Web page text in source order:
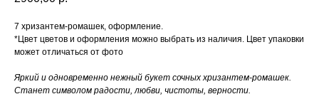
7 хризантем-ромашек, оформление.
*Цвет цветов и оформления можно выбрать из наличия. Цвет упаковки
может отличаться от фото
Яркий и одновременно нежный букет сочных хризантем-ромашек.
Станет символом радости, любви, чистоты, верности.